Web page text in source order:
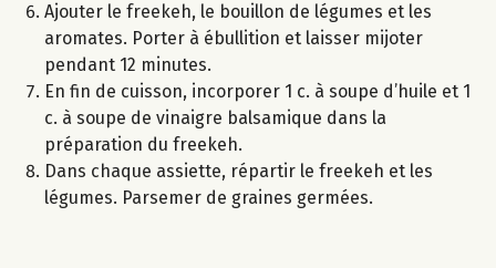
Ajouter le freekeh, le bouillon de légumes et les
aromates. Porter à ébullition et laisser mijoter
pendant 12 minutes.
En fin de cuisson, incorporer 1 c. à soupe d’huile et 1
c. à soupe de vinaigre balsamique dans la
préparation du freekeh.
Dans chaque assiette, répartir le freekeh et les
légumes. Parsemer de graines germées.